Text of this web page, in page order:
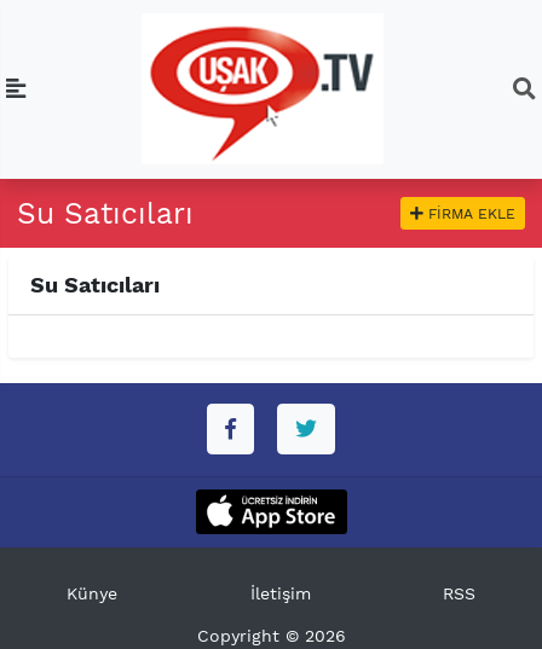
Su Satıcıları FIRMA EKLE
Su Satıcıları
Künye İletişim RSS
Copyright © 2026